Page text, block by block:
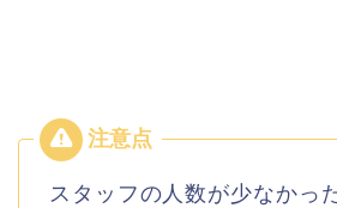
スタッフの人数が少なかっ